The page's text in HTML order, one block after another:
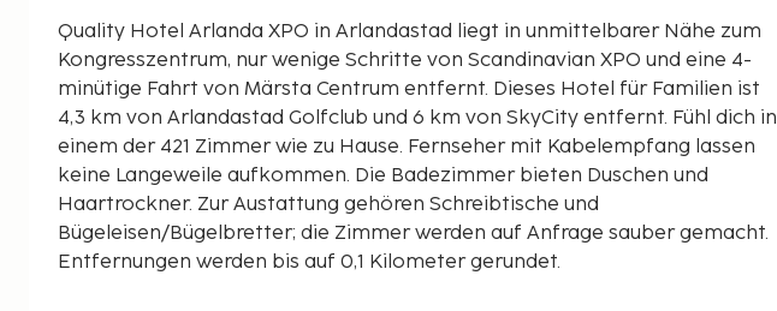
Quality Hotel Arlanda XPO in Arlandastad liegt in unmittelbarer Nähe zum
Kongresszentrum, nur wenige Schritte von Scandinavian XPO und eine 4-
minütige Fahrt von Märsta Centrum entfernt. Dieses Hotel für Familien ist
4,3 km von Arlandastad Golfclub und 6 km von SkyCity entfernt. Fühl dich in
einem der 421 Zimmer wie zu Hause. Fernseher mit Kabelempfang lassen
keine Langeweile aufkommen. Die Badezimmer bieten Duschen und
Haartrockner. Zur Austattung gehören Schreibtische und
Bügeleisen/Bügelbretter; die Zimmer werden auf Anfrage sauber gemacht.
Entfernungen werden bis auf 0,1 Kilometer gerundet.